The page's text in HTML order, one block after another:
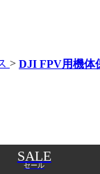
> DJI FPV用機体
SALE
セール